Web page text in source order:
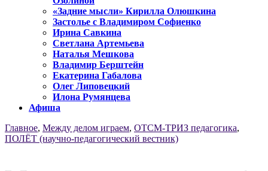
«Задние мысли» Кирилла Олюшкина
Застолье с Владимиром Софиенко
Ирина Савкина
Светлана Артемьева
Наталья Мешкова
Владимир Берштейн
Екатерина Габалова
Олег Липовецкий
Илона Румянцева
Афиша
Главное, Между делом играем, ОТСМ-ТРИЗ педагогика,
ПОЛЁТ (научно-педагогический вестник)